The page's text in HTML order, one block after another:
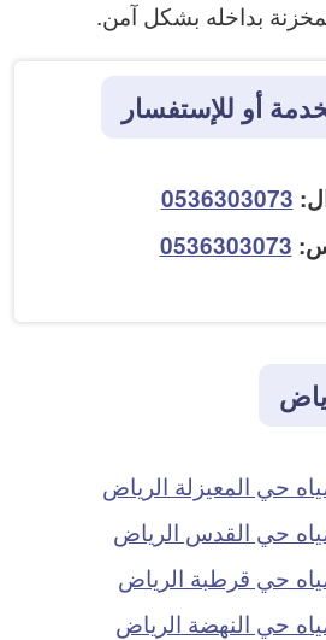
بداخله بشكل آمن.
أو للإستفسار
0536303073
0536303073
حي المعيزلة الرياض
حي القدس الرياض
حي قرطبة الرياض
حي النهضة الرياض